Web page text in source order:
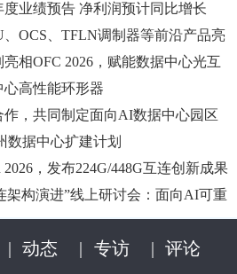
业绩预告 净利润预计同比增长
OCS、TFLN调制器等前沿产品亮
相OFC 2026，赋能数据中心光互
高性能环形器
，共同制定面向AI数据中心园区
数据中心扩建计划
，发布224G/448G互连创新成果
架构演进”线上研讨会：面向AI可重
互联应用
| 动态 | 专访 | 评论